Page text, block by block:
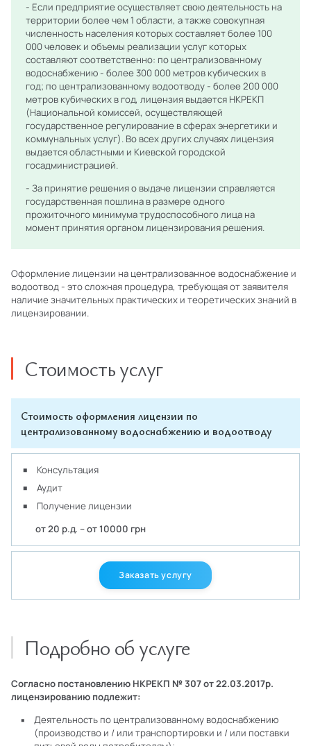
- Если предприятие осуществляет свою деятельность на
территории более чем 1 области, а также совокупная
численность населения которых составляет более 100
000 человек и объемы реализации услуг которых
составляют соответственно: по централизованному
водоснабжению - более 300 000 метров кубических в
год; по централизованному водоотводу - более 200 000
метров кубических в год, лицензия выдается НКРЕКП
(Национальной комиссей, осуществляющей
государственное регулирование в сферах энергетики и
коммунальных услуг). Во всех других случаях лицензия
выдается областными и Киевской городской
госадминистрацией.
- За принятие решения о выдаче лицензии справляется
государственная пошлина в размере одного
прожиточного минимума трудоспособного лица на
момент принятия органом лицензирования решения.
Оформление лицензии на централизованное водоснабжение и
водоотвод - это сложная процедура, требующая от заявителя
наличие значительных практических и теоретических знаний в
лицензировании.
Стоимость услуг
Стоимость оформления лицензии по
централизованному водоснабжению и водоотводу
Консультация
Аудит
Получение лицензии
от 20 р.д. – от 10000 грн
Заказать услугу
Подробно об услуге
Согласно постановлению НКРЕКП № 307 от 22.03.2017р.
лицензированию подлежит:
Деятельность по централизованному водоснабжению
(производство и / или транспортировки и / или поставки